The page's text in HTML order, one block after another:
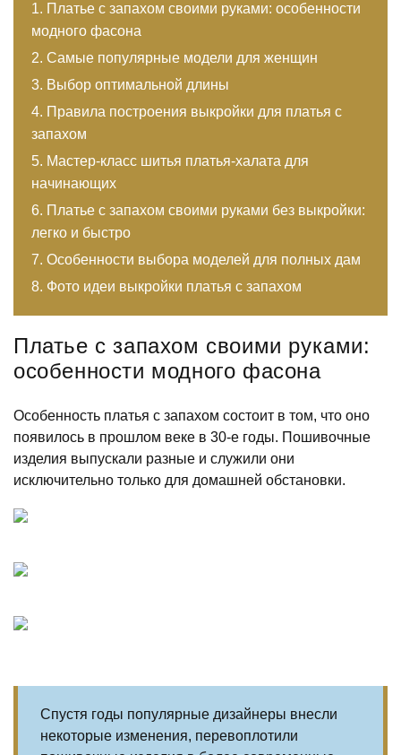
Платье с запахом своими руками: особенности
модного фасона
Самые популярные модели для женщин
Выбор оптимальной длины
Правила построения выкройки для платья с
запахом
Мастер-класс шитья платья-халата для
начинающих
Платье с запахом своими руками без выкройки:
легко и быстро
Особенности выбора моделей для полных дам
Фото идеи выкройки платья с запахом
Платье с запахом своими руками:
особенности модного фасона
Особенность платья с запахом состоит в том, что оно
появилось в прошлом веке в 30-е годы. Пошивочные
изделия выпускали разные и служили они
исключительно только для домашней обстановки.
Спустя годы популярные дизайнеры внесли
некоторые изменения, перевоплотили